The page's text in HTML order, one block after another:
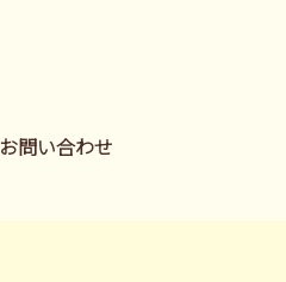
お問い合わせ